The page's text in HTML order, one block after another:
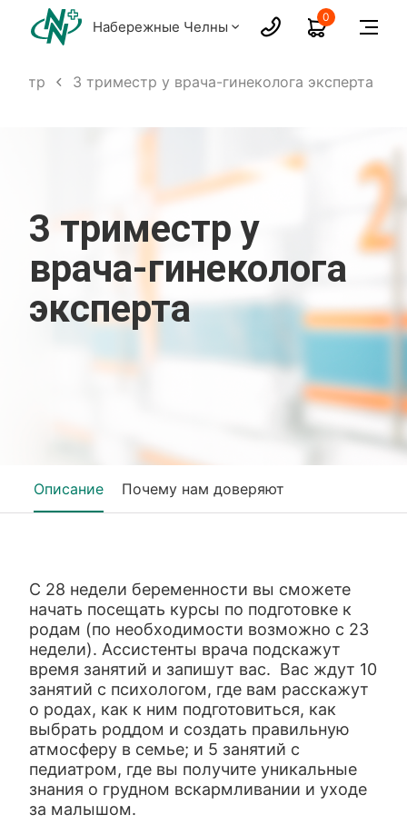
Набережные Челны
0
3 триместр у врача-гинеколога эксперта
3 триместр у
врача-гинеколога
эксперта
Описание Почему нам доверяют
С 28 недели беременности вы сможете
начать посещать курсы по подготовке к
родам (по необходимости возможно с 23
недели). Ассистенты врача подскажут
время занятий и запишут вас. Вас ждут 10
занятий с психологом, где вам расскажут
о родах, как к ним подготовиться, как
выбрать роддом и создать правильную
атмосферу в семье; и 5 занятий с
педиатром, где вы получите уникальные
знания о грудном вскармливании и уходе
за малышом.